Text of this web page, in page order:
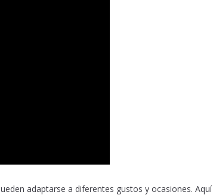
adaptarse a diferentes gustos y ocasiones. Aquí